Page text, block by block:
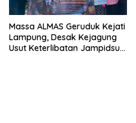
Massa ALMAS Geruduk Kejati
Lampung, Desak Kejagung
Usut Keterlibatan Jampidsus